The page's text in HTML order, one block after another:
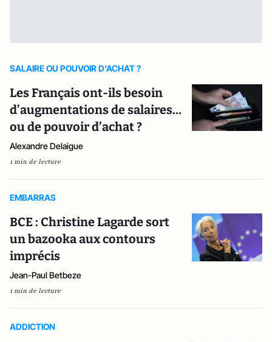
SALAIRE OU POUVOIR D'ACHAT ?
Les Français ont-ils besoin
d’augmentations de salaires…
ou de pouvoir d’achat ?
Alexandre Delaigue
1 min de lecture
EMBARRAS
BCE : Christine Lagarde sort
un bazooka aux contours
imprécis
Jean-Paul Betbeze
1 min de lecture
ADDICTION